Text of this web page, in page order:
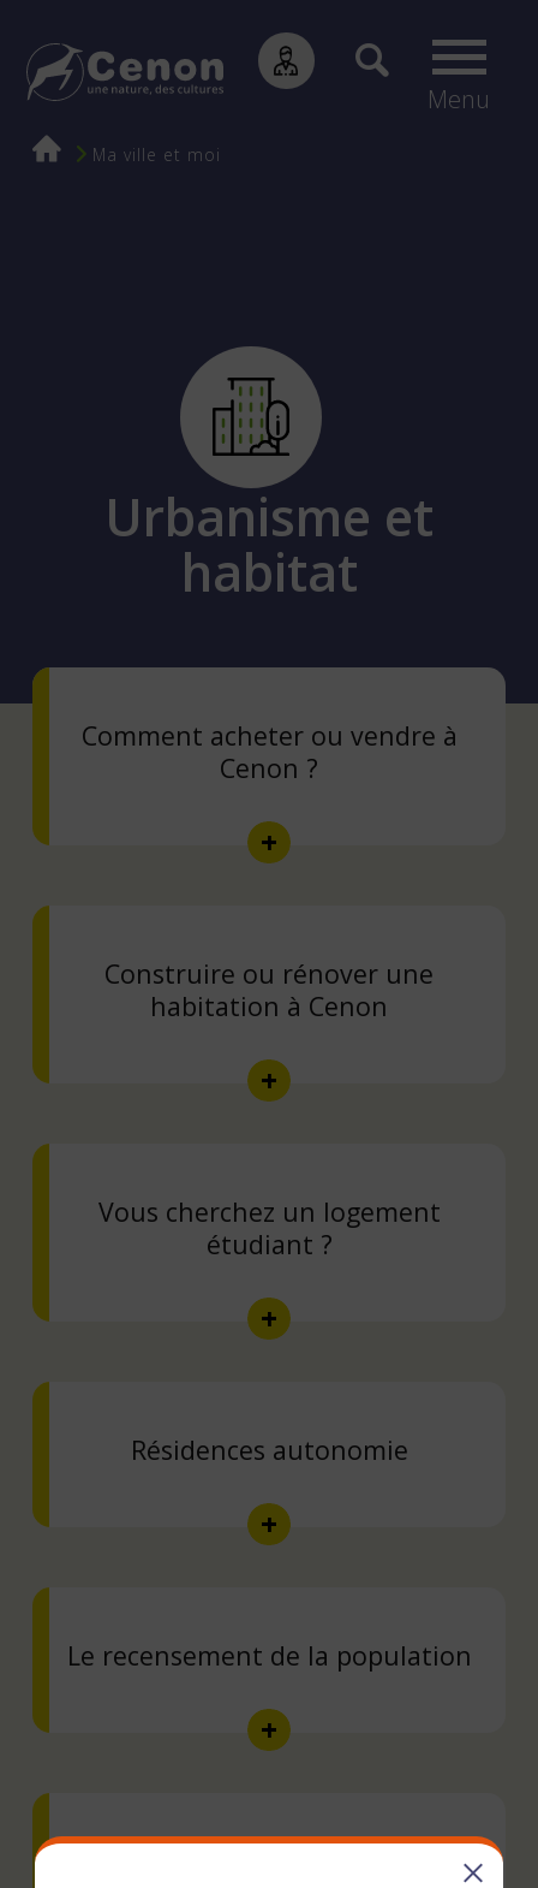
Menu
Fil
Ma ville et moi
Urbanisme et
habitat
Comment acheter ou vendre à
Cenon ?
Construire ou rénover une
habitation à Cenon
Vous cherchez un logement
étudiant ?
Résidences autonomie
Le recensement de la population